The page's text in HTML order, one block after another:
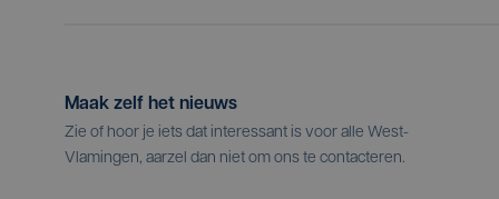
Maak zelf het nieuws
Zie of hoor je iets dat interessant is voor alle West-
Vlamingen, aarzel dan niet om ons te contacteren.